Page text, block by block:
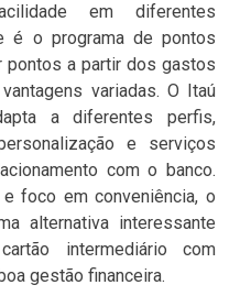
em diferentes
é o programa de pontos
pontos a partir dos gastos
variadas. O Itaú
a diferentes perfis,
e serviços
com o banco.
foco em conveniência, o
alternativa interessante
intermediário com
gestão financeira.